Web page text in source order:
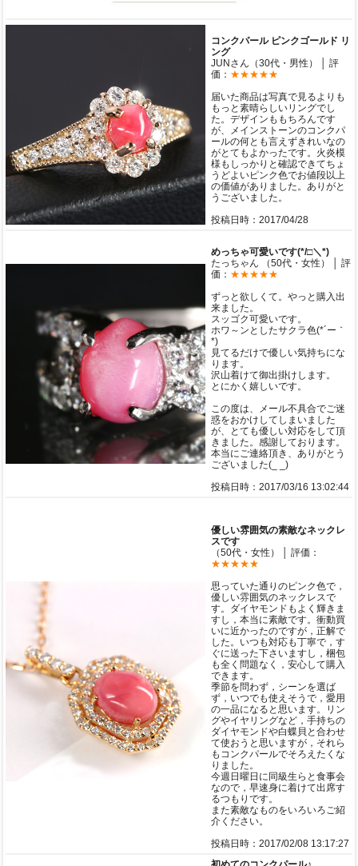
コンクパール ピンクゴールド リ
ング
JUNさん（30代・男性） │ 評
価： ★★★★★
届いた商品は写真で見るよりも
もっと素晴らしいリングでし
た。デザインももちろんです
が、メインストーンのコンクパ
ールの何とも言えずきれいなの
がとてもよかったです。火炎模
様もしっかりと確認できてちょ
うどよいピンク色でお値段以上
の価値がありました。ありがと
うございました。
投稿日時：2017/04/28
めっちゃ可愛いです(*/□＼*)
たっちゃん （50代・女性） │ 評
価： ★★★★★
ずっと欲しくて。やっと購入出
来ました。
スッゴク可愛いです。
ホワ～ンとしたサクラ色(*´ー｀
*)
見てるだけで優しい気持ちにな
ります。
沢山着けて御出掛けします。
とにかく嬉しいです。
この度は、メール不具合でご迷
惑をおかけしてしまいました
が、とても優しい対応をして頂
きました。感謝しております。
本当にご連絡頂き、ありがとう
ございました(_ _)
投稿日時：2017/03/16 13:02:44
優しい雰囲気の素敵なネックレ
スです
（50代・女性） │ 評価：
★★★★★
思っていた通りのピンク色で，
優しい雰囲気のネックレスで
す。ダイヤモンドもよく輝きま
すし，本当に素敵です。衝動買
いに近かったのですが，正解で
した。いつも対応も丁寧で，す
ぐに送った下さいますし，梱包
も全く問題なく，安心して購入
できます。
季節を問わず，シーンを選ば
ず，いつでも使えそうで，愛用
の一品になると思います。リン
グやイヤリングなど，手持ちの
ダイヤモンドや白蝶貝と合わせ
て使おうと思いますが，それら
もコンクパールでそろえたくな
りました。
今週日曜日に同級生らと食事会
なので，早速身に着けて出席す
るつもりです。
また素敵なものをいろいろご紹
介ください。
投稿日時：2017/02/08 13:17:27